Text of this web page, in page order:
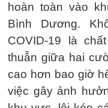
hoàn toàn vào
Bình Dương.
COVID-19 là
thuẫn giữa hai
cao hơn bao giờ
việc gây ảnh